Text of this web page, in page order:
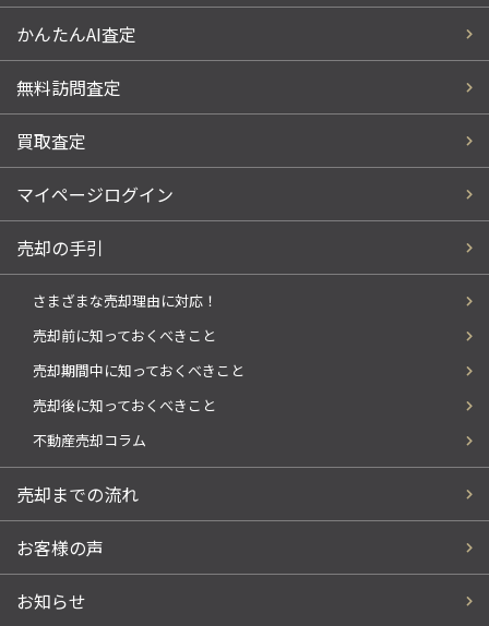
かんたんAI査定
無料訪問査定
買取査定
マイページログイン
売却の手引
さまざまな売却理由に対応！
売却前に知っておくべきこと
売却期間中に知っておくべきこと
売却後に知っておくべきこと
不動産売却コラム
売却までの流れ
お客様の声
お知らせ